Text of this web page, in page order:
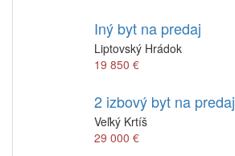
Iný byt na predaj
Liptovský Hrádok
19 850 €
2 izbový byt na predaj
Veľký Krtíš
29 000 €